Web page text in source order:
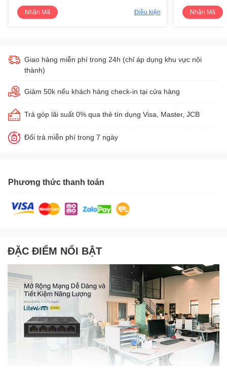
Nhận Mã Điều kiện Nhận Mã
Giao hàng miễn phí trong 24h (chỉ áp dụng khu vực nội
thành)
Giảm 50k nếu khách hàng check-in tại cửa hàng
Trả góp lãi suất 0% qua thẻ tín dụng Visa, Master, JCB
Đổi trả miễn phí trong 7 ngày
Phương thức thanh toán
ĐẶC ĐIỂM NỔI BẬT